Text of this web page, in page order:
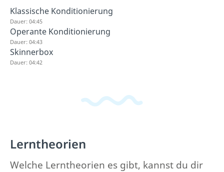
Klassische Konditionierung
Dauer: 04:45
Operante Konditionierung
Dauer: 04:43
Skinnerbox
Dauer: 04:42
Lerntheorien
Welche Lerntheorien es gibt, kannst du dir